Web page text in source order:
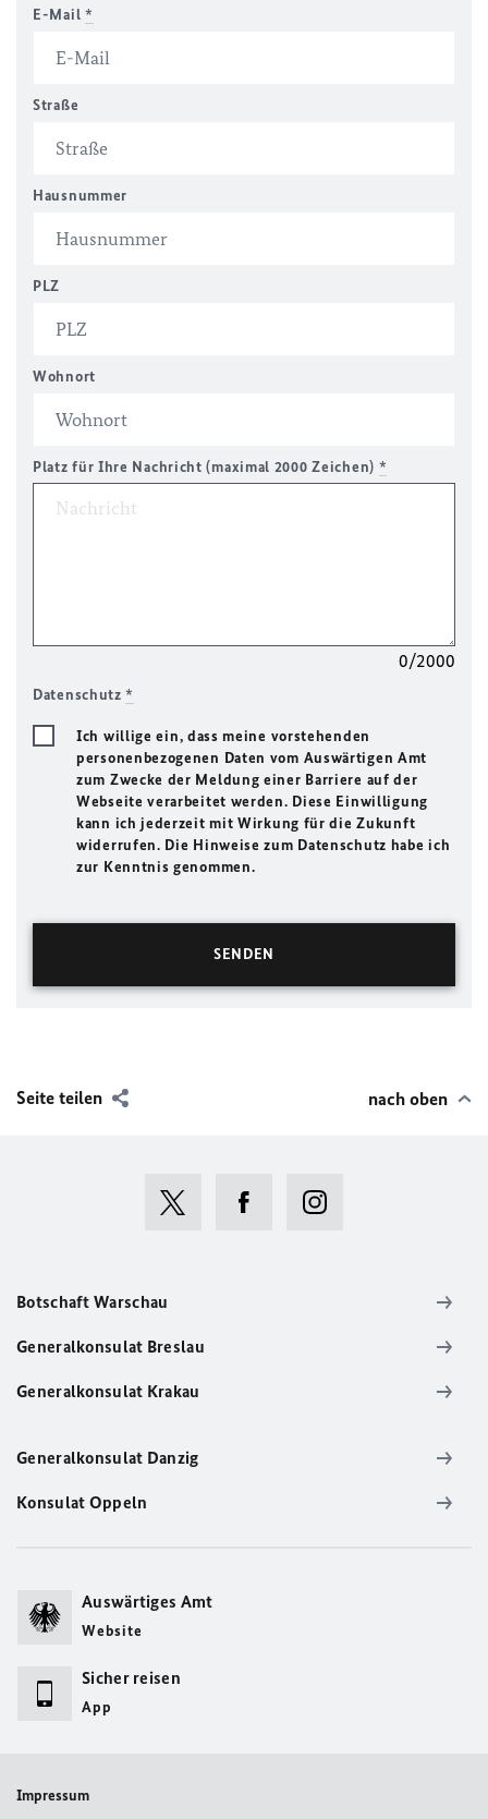
E-Mail *
Straße
Hausnummer
PLZ
Wohnort
Platz für Ihre Nachricht (maximal 2000 Zeichen) *
0/2000
Datenschutz*
Ich willige ein, dass meine vorstehenden
personenbezogenen Daten vom Auswärtigen Amt
zum Zwecke der Meldung einer Barriere auf der
Webseite verarbeitet werden. Diese Einwilligung
kann ich jederzeit mit Wirkung für die Zukunft
widerrufen. Die Hinweise zum Datenschutz habe ich
zur Kenntnis genommen.
Seite teilen nach oben
Botschaft Warschau
Generalkonsulat Breslau
Generalkonsulat Krakau
Generalkonsulat Danzig
Konsulat Oppeln
Auswärtiges Amt
Website
Sicher reisen
App
Impressum